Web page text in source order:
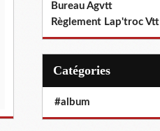
Bureau Agvtt
Règlement Lap'troc Vtt
Catégories
#album